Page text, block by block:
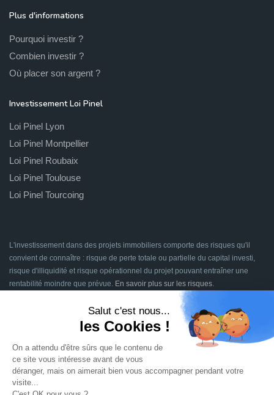
Plus d'informations
Pourquoi investir ?
Combien investir ?
Où placer son argent ?
Investissement Loi Pinel
Loi Pinel Lyon
Loi Pinel Montpellier
Loi Pinel Roubaix
Loi Pinel Toulouse
Loi Pinel Tourcoing
L'investissement dans des projets immobiliers comporte des risques qu'il
convient de connaître : risque de perte totale ou partielle du capital investi,
risque d'illiquidité et risque opérationnel du projet pouvant entraîner une
rentabilité moindre que prévue. En savoir plus sur les risques
Signatures en ligne assurées par